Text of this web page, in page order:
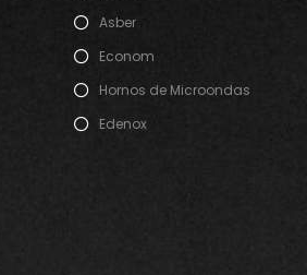
Asber
Econom
Hornos de Microondas
Edenox